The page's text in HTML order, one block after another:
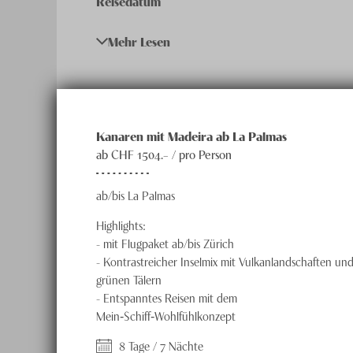
Mehr Lesen
Kanaren mit Madeira ab La Palmas
ab CHF1504.– / pro Person
ab/bis La Palmas
Highlights:
- mit Flugpaket ab/bis Zürich
- Kontrastreicher Inselmix mit Vulkanlandschaften und
grünen Tälern
- Entspanntes Reisen mit dem
Mein‑Schiff‑Wohlfühlkonzept
8 Tage / 7 Nächte